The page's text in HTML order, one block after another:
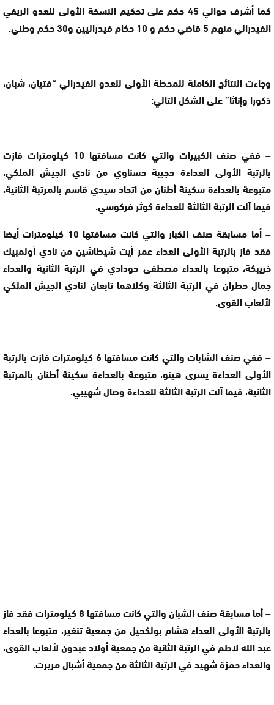
كما أشرف حوالي 45 حكم على تحكيم النسخة الأولى للعدو الريفي
الفيدرالي منهم 5 قاضي حكم و 10 حكام فيدراليين و30 حكم وطني.
وجاءت النتائج الكاملة للمحطة الأولى للعدو الفيدرالي “فتيان، شبان،
ذكورا وإناثا” على الشكل التالي:
– ففي صنف الكبيرات والتي كانت مسافتها 10 كيلومترات فازت
بالرتبة الأولى العداءة حجيبة حسناوي من نادي الجيش الملكي،
متبوعة بالعداءة سكينة أطنان من اتحاد سيدي قاسم بالمرتبة الثانية،
فيما آلت الرتبة الثالثة للعداءة كوثر فركوسي.
– أما مسابقة صنف الكبار والتي كانت مسافتها 10 كيلومترات أيضا
فقد فاز بالرتبة الأولى العداء عمر أيت شيطاشين من نادي أولمبيك
خريبكة، متبوعا بالعداء مصطفى حودادي في الرتبة الثانية والعداء
جمال حطران في الرتبة الثالثة وكلاهما تابعان لنادي الجيش الملكي
لألعاب القوى.
– ففي صنف الشابات والتي كانت مسافتها 6 كيلومترات فازت بالرتبة
الأولى العداءة يسرى هينو، متبوعة بالعداءة سكينة أطنان بالمرتبة
الثانية، فيما آلت الرتبة الثالثة للعداءة وصال شهيبي.
– أما مسابقة صنف الشبان والتي كانت مسافتها 8 كيلومترات فقد فاز
بالرتبة الأولى العداء هشام بولكحيل من جمعية تنغير، متبوعا بالعداء
عبد الله لاطم في الرتبة الثانية من جمعية أولاد عبدون لألعاب القوى،
والعداء حمزة شهيد في الرتبة الثالثة من جمعية أشبال مريرت.